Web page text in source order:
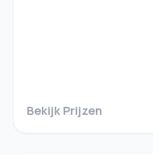
Bekijk Prijzen